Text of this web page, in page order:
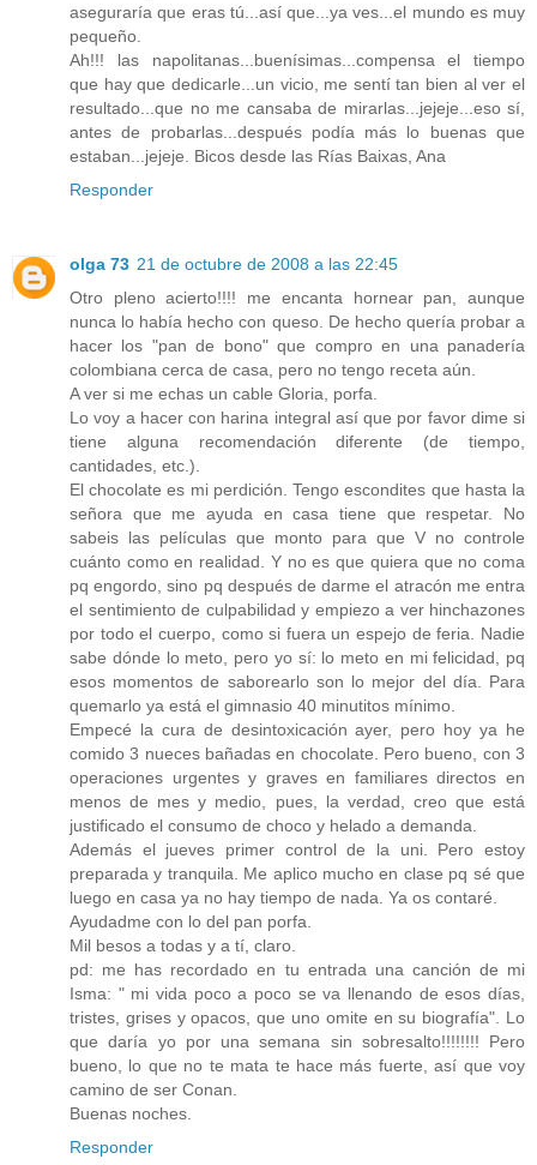
aseguraría que eras tú...así que...ya ves...el mundo es muy
pequeño.
Ah!!! las napolitanas...buenísimas...compensa el tiempo
que hay que dedicarle...un vicio, me sentí tan bien al ver el
resultado...que no me cansaba de mirarlas...jejeje...eso sí,
antes de probarlas...después podía más lo buenas que
estaban...jejeje. Bicos desde las Rías Baixas, Ana
Responder
olga 73 21 de octubre de 2008 a las 22:45
Otro pleno acierto!!!! me encanta hornear pan, aunque
nunca lo había hecho con queso. De hecho quería probar a
hacer los "pan de bono" que compro en una panadería
colombiana cerca de casa, pero no tengo receta aún.
A ver si me echas un cable Gloria, porfa.
Lo voy a hacer con harina integral así que por favor dime si
tiene alguna recomendación diferente (de tiempo,
cantidades, etc.).
El chocolate es mi perdición. Tengo escondites que hasta la
señora que me ayuda en casa tiene que respetar. No
sabeis las películas que monto para que V no controle
cuánto como en realidad. Y no es que quiera que no coma
pq engordo, sino pq después de darme el atracón me entra
el sentimiento de culpabilidad y empiezo a ver hinchazones
por todo el cuerpo, como si fuera un espejo de feria. Nadie
sabe dónde lo meto, pero yo sí: lo meto en mi felicidad, pq
esos momentos de saborearlo son lo mejor del día. Para
quemarlo ya está el gimnasio 40 minutitos mínimo.
Empecé la cura de desintoxicación ayer, pero hoy ya he
comido 3 nueces bañadas en chocolate. Pero bueno, con 3
operaciones urgentes y graves en familiares directos en
menos de mes y medio, pues, la verdad, creo que está
justificado el consumo de choco y helado a demanda.
Además el jueves primer control de la uni. Pero estoy
preparada y tranquila. Me aplico mucho en clase pq sé que
luego en casa ya no hay tiempo de nada. Ya os contaré.
Ayudadme con lo del pan porfa.
Mil besos a todas y a tí, claro.
pd: me has recordado en tu entrada una canción de mi
Isma: " mi vida poco a poco se va llenando de esos días,
tristes, grises y opacos, que uno omite en su biografía". Lo
que daría yo por una semana sin sobresalto!!!!!!!! Pero
bueno, lo que no te mata te hace más fuerte, así que voy
camino de ser Conan.
Buenas noches.
Responder